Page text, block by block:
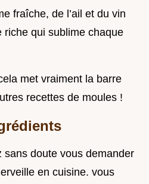
fraîche, de l’ail et du vin
riche qui sublime chaque
met vraiment la barre
recettes de moules !
sans doute vous demander
en cuisine. vous